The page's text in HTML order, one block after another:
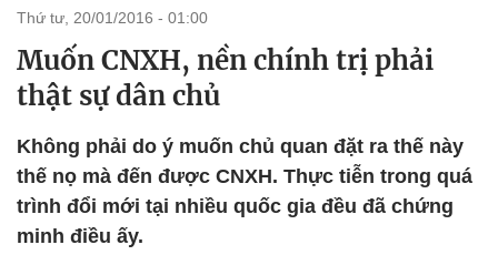
thứ tư, 20/01/2016 - 01:00
Muốn CNXH, nền chính trị phải
thật sự dân chủ
Không phải do ý muốn chủ quan đặt ra thế này
thế nọ mà đến được CNXH. Thực tiễn trong quá
trình đổi mới tại nhiều quốc gia đều đã chứng
minh điều ấy.